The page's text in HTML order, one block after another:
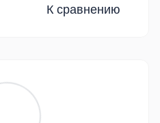
К сравнению